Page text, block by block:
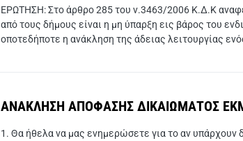
ΕΡΩΤΗΣΗ: Στο άρθρο 285 του ν.3463/2006 Κ.Δ.Κ
από τους δήμους είναι η μη ύπαρξη εις βάρος του
οποτεδήποτε η ανάκληση της άδειας λειτουργίας
ΑΝΑΚΛΗΣΗ ΑΠΟΦΑΣΗΣ ΔΙΚΑΙΩΜΑΤΟΣ
1. Θα ήθελα να μας ενημερώσετε για το αν υπάρχουν